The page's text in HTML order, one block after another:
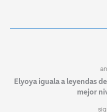
Elyoya iguala a leyendas
mejor